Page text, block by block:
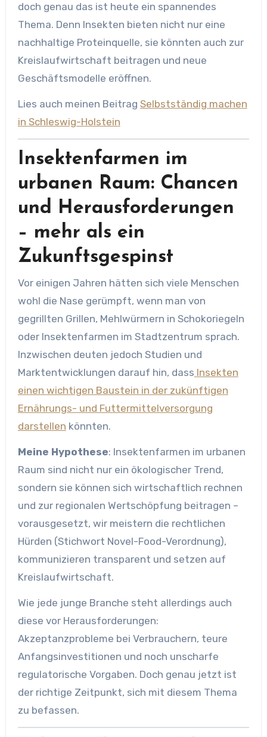
doch genau das ist heute ein spannendes
Thema. Denn Insekten bieten nicht nur eine
nachhaltige Proteinquelle, sie könnten auch zur
Kreislaufwirtschaft beitragen und neue
Geschäftsmodelle eröffnen.
Lies auch meinen Beitrag Selbstständig machen
in Schleswig-Holstein
Insektenfarmen im
urbanen Raum: Chancen
und Herausforderungen
– mehr als ein
Zukunftsgespinst
Vor einigen Jahren hätten sich viele Menschen
wohl die Nase gerümpft, wenn man von
gegrillten Grillen, Mehlwürmern in Schokoriegeln
oder Insektenfarmen im Stadtzentrum sprach.
Inzwischen deuten jedoch Studien und
Marktentwicklungen darauf hin, dass Insekten
einen wichtigen Baustein in der zukünftigen
Ernährungs- und Futtermittelversorgung
darstellen könnten.
Meine Hypothese: Insektenfarmen im urbanen
Raum sind nicht nur ein ökologischer Trend,
sondern sie können sich wirtschaftlich rechnen
und zur regionalen Wertschöpfung beitragen –
vorausgesetzt, wir meistern die rechtlichen
Hürden (Stichwort Novel-Food-Verordnung),
kommunizieren transparent und setzen auf
Kreislaufwirtschaft.
Wie jede junge Branche steht allerdings auch
diese vor Herausforderungen:
Akzeptanzprobleme bei Verbrauchern, teure
Anfangsinvestitionen und noch unscharfe
regulatorische Vorgaben. Doch genau jetzt ist
der richtige Zeitpunkt, sich mit diesem Thema
zu befassen.